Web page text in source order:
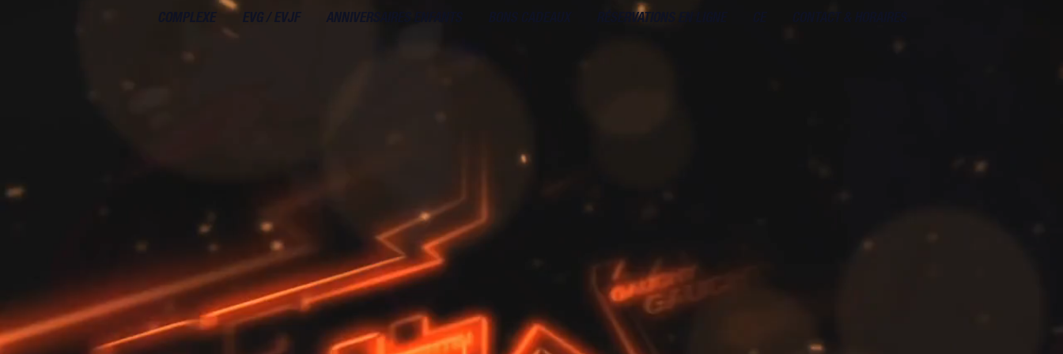
COMPLEXE EVG / EVJF ANNIVERSAIRES ENFANTS RÉSERVATIONS EN LIGNE